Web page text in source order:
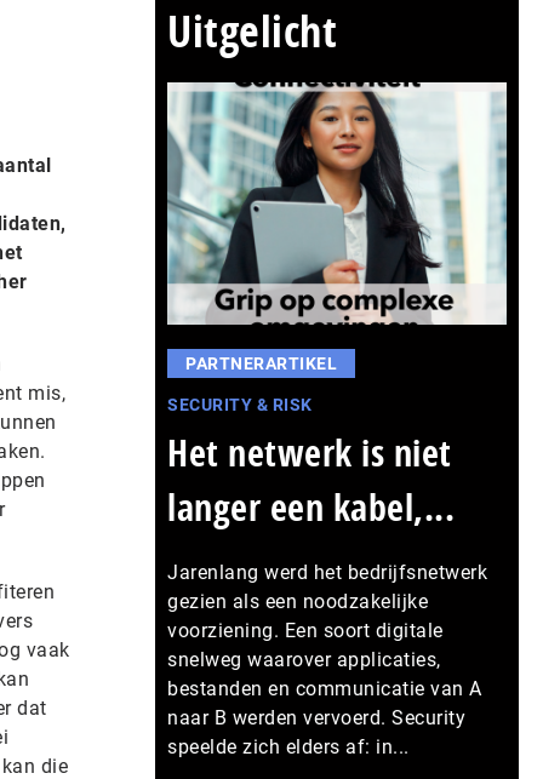
mis,
vaak
dat
die
Uitgelicht
PARTNERARTIKEL
SECURITY & RISK
Het netwerk is niet
langer een kabel,...
Jarenlang werd het bedrijfsnetwerk
gezien als een noodzakelijke
voorziening. Een soort digitale
snelweg waarover applicaties,
bestanden en communicatie van A
naar B werden vervoerd. Security
speelde zich elders af: in...